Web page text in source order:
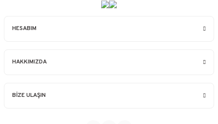
HESABIM
HAKKIMIZDA
BİZE ULAŞIN